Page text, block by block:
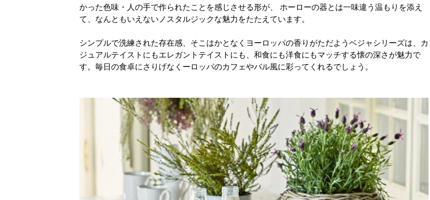
かった色味・人の手で作られたことを感じさせる形が、 ホーローの器とは一味違う温もりを添え
て、なんともいえないノスタルジックな魅力をたたえています。
シンプルで洗練された存在感、そこはかとなくヨーロッパの香りがただようベジャシリーズは、カ
ジュアルテイストにもエレガントテイストにも、和食にも洋食にもマッチする懐の深さが魅力で
す。毎日の食卓にさりげなくーロッパのカフェやバル風に彩ってくれるでしょう。